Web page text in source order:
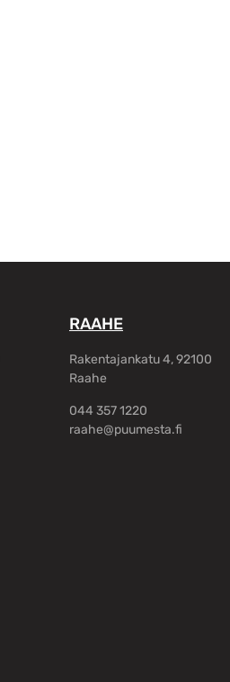
RAAHE
Rakentajankatu 4, 92100
Raahe
044 357 1220
raahe@puumesta.fi